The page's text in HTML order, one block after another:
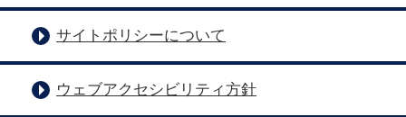
サイトポリシーについて
ウェブアクセシビリティ方針